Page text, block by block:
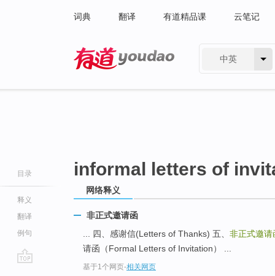
词典 翻译 有道精品课 云笔记
中英
目录
释义
翻译
例句
informal letters of
网络释义
非正式邀请函
... 四、感谢信(Letters of Thanks) 五、 非正式邀请
请函（Formal Letters of Invitation） ...
基于1个网页-相关网页